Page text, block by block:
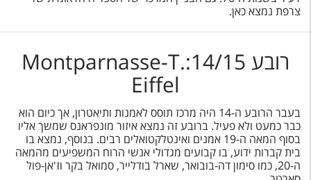
צרפת נמצא כאן.
רובע 14/15:Montparnasse-T.
Eiffel
בעבר הרובע ה-14 היה מרכז תוסס לאמנות ותיאטרון, אך כיום הוא
כבר כמעט ולא פעיל. ברובע זה נמצא איזור מונפראנס שמשך אליו
בסוף המאה ה-19 אמנים ואינטלקטואלים רבים. בנוסף, נמצא בו
בית קברות ידוע, בו קבועים מגדולי אנשי הרוח המשפיעים מהמאה
ה-20, כמו סימון דה-בובואר, שארל בודלייר, סמואל בקר וז'אן-פול